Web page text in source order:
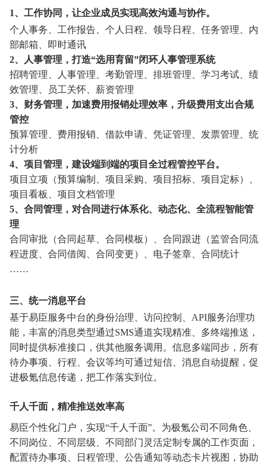
1、工作协同，让企业成员实现高效沟通与协作。
个人事务、工作报告、个人日程、领导日程、任务管理、内
部邮箱、即时通讯
2、人事管理，打造“选用育留”闭环人事管理系统
招聘管理、人事管理、考勤管理、排班管理、学习考试、绩
效管理、员工关怀、薪资管理
3、财务管理，加速费用报销处理效率，升级费用支出合规
管控
预算管理、费用报销、借款申请、凭证管理、发票管理、统
计分析
4、项目管理，建设端到端的项目全过程管控平台。
项目立项（预算编制、项目采购、项目招标、项目定标）、
项目看板、项目文档管理
5、合同管理，对合同进行体系化、动态化、全流程智能管
理
合同审批（合同起草、合同模板）、合同跟进（监管合同流
程进度、合同借阅、合同变更）、电子签章、合同统计
……
三、统一消息平台
基于易臣服务中台的身份治理、访问控制、API服务治理功
能，丰富的消息类型通过SMS通道实现精准、多终端推送，
同时提供标准接口，供其他服务调用。信息多端同步，所有
待办事项、行程、会议等均可通过短信、消息自动提醒，促
进极氪信息传递，把工作落实到位。
千人千面，精准推送效率高
易臣个性化门户，实现“千人千面”。为极氪公司不同角色、
不同岗位、不同层级、不同部门灵活定制专属的工作页面，
配置待办事项、日程管理、公告通知等动态卡片视图，协助